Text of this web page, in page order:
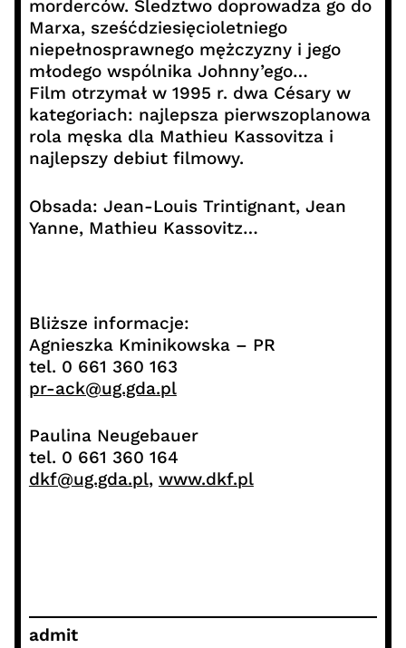
morderców. Śledztwo doprowadza go do
Marxa, sześćdziesięcioletniego
niepełnosprawnego mężczyzny i jego
młodego wspólnika Johnny’ego…
Film otrzymał w 1995 r. dwa Césary w
kategoriach: najlepsza pierwszoplanowa
rola męska dla Mathieu Kassovitza i
najlepszy debiut filmowy.
Obsada: Jean-Louis Trintignant, Jean
Yanne, Mathieu Kassovitz…
Bliższe informacje:
Agnieszka Kminikowska – PR
tel. 0 661 360 163
pr-ack@ug.gda.pl
Paulina Neugebauer
tel. 0 661 360 164
dkf@ug.gda.pl, www.dkf.pl
admit